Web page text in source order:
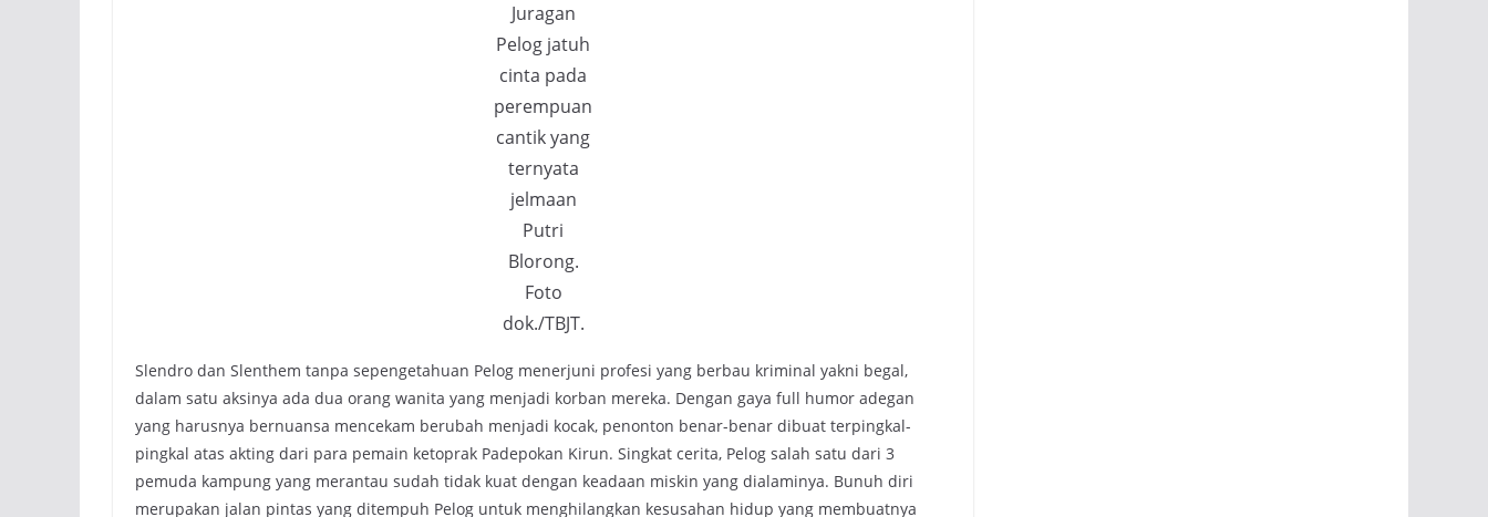
Juragan
Pelog jatuh
cinta pada
perempuan
cantik yang
ternyata
jelmaan
Putri
Blorong.
Foto
dok./TBJT.
Slendro dan Slenthem tanpa sepengetahuan Pelog menerjuni profesi yang berbau kriminal yakni begal,
dalam satu aksinya ada dua orang wanita yang menjadi korban mereka. Dengan gaya full humor adegan
yang harusnya bernuansa mencekam berubah menjadi kocak, penonton benar-benar dibuat terpingkal-
pingkal atas akting dari para pemain ketoprak Padepokan Kirun. Singkat cerita, Pelog salah satu dari 3
pemuda kampung yang merantau sudah tidak kuat dengan keadaan miskin yang dialaminya. Bunuh diri
merupakan jalan pintas yang ditempuh Pelog untuk menghilangkan kesusahan hidup yang membuatnya